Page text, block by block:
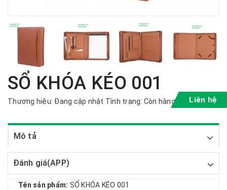
SỔ KHÓA KÉO 001
Thương hiệu: Đang cập nhật Tình trạng: Còn hàng Liên hệ
Mô tả
Đánh giá(APP)
Tên sản phẩm: SỔ KHÓA KÉO 001